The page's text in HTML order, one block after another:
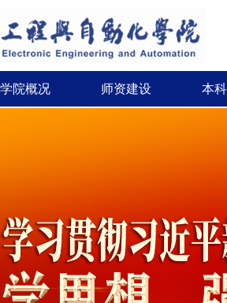
学院概况 师资建设 本